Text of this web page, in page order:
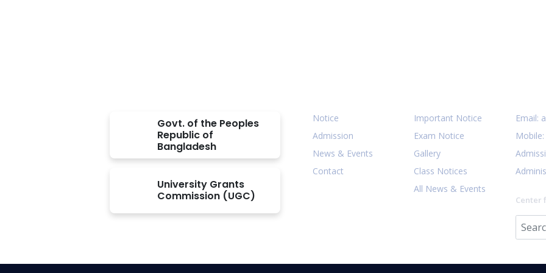
Govt. of the Peoples
Republic of
Bangladesh
University Grants
Commission (UGC)
Notice
Admission
News & Events
Contact
Important Notice
Exam Notice
Gallery
Class Notices
All News & Events
Email:
Mobile:
Center